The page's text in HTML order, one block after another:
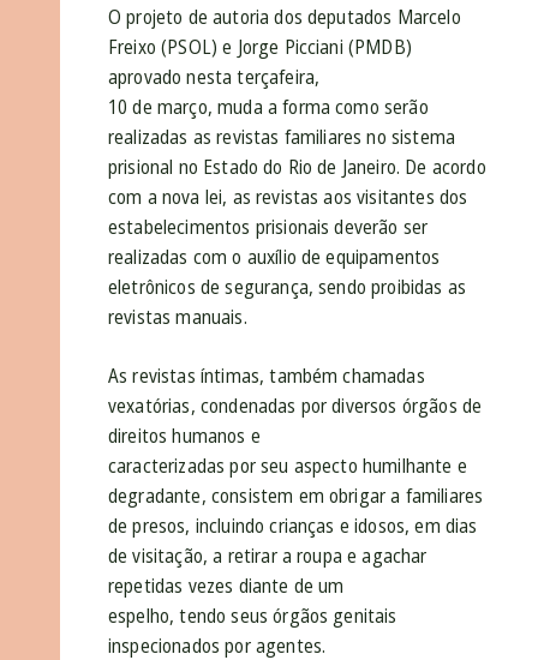
O projeto de autoria dos deputados Marcelo
Freixo (PSOL) e Jorge Picciani (PMDB)
aprovado nesta terçafeira,
10 de março, muda a forma como serão
realizadas as revistas familiares no sistema
prisional no Estado do Rio de Janeiro. De acordo
com a nova lei, as revistas aos visitantes dos
estabelecimentos prisionais deverão ser
realizadas com o auxílio de equipamentos
eletrônicos de segurança, sendo proibidas as
revistas manuais.
As revistas íntimas, também chamadas
vexatórias, condenadas por diversos órgãos de
direitos humanos e
caracterizadas por seu aspecto humilhante e
degradante, consistem em obrigar a familiares
de presos, incluindo crianças e idosos, em dias
de visitação, a retirar a roupa e agachar
repetidas vezes diante de um
espelho, tendo seus órgãos genitais
inspecionados por agentes.